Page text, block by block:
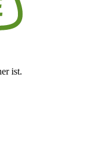
ist.